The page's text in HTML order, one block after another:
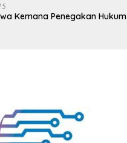
Kemana Penegakan Hukum